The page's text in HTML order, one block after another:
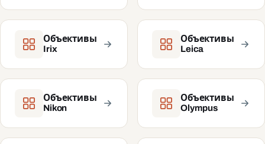
Объективы
Irix
Объективы
Leica
Объективы
Nikon
Объективы
Olympus